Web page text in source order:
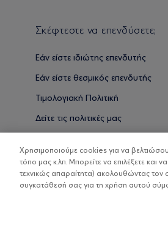
Σκέφτεστε να επενδύσετε;
Εάν είστε ιδιώτης επενδυτής
Εάν είστε θεσμικός επενδυτής
Τιμολογιακή Πολιτική
Δείτε τις πολιτικές μας
Χρησιμοποιούμε cookies για να
τόπο μας κ.λπ. Μπορείτε να επιλέξετε και
τεχνικώς απαραίτητα) ακολουθώντας τον
συγκατάθεσή σας για τη χρήση αυτού